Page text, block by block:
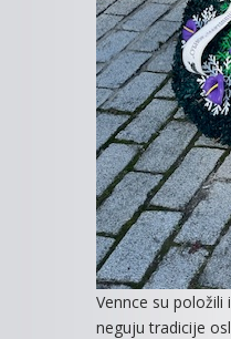
Vennce su položili
neguju tradicije